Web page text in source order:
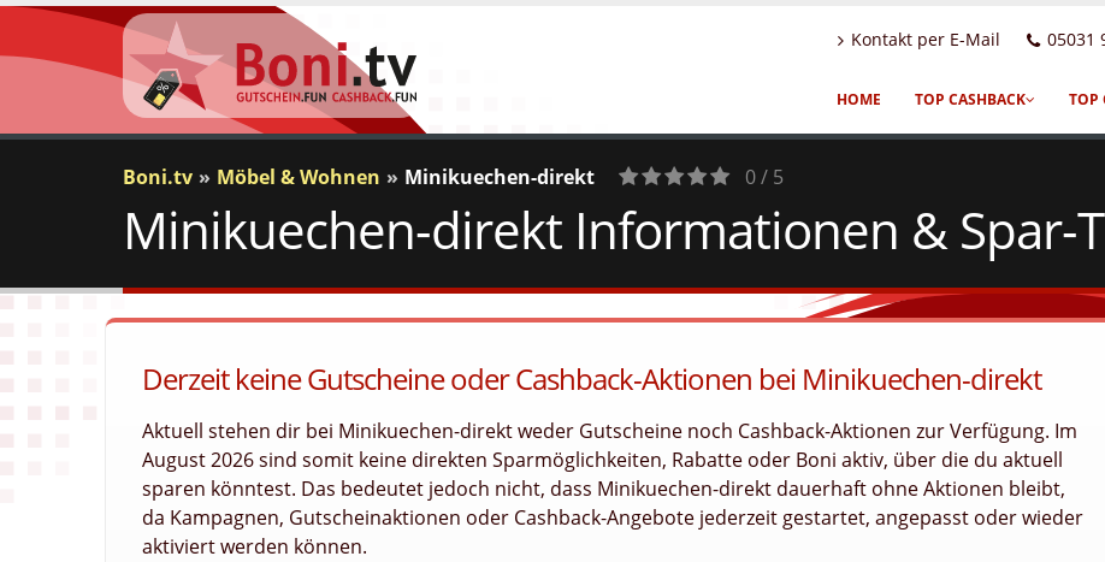
Kontakt per E-Mail 05031
HOME TOP CASHBACK TOP
Boni.tv Möbel & Wohnen Minikuechen-direkt
0
Votes
0 / 5
Minikuechen-direkt Informationen & Spar-
Derzeit keine Gutscheine oder Cashback-Aktionen bei Minikuechen-direkt
Aktuell stehen dir bei Minikuechen-direkt weder Gutscheine noch Cashback-Aktionen zur Verfügung. Im
August 2026 sind somit keine direkten Sparmöglichkeiten, Rabatte oder Boni aktiv, über die du aktuell
sparen könntest. Das bedeutet jedoch nicht, dass Minikuechen-direkt dauerhaft ohne Aktionen bleibt,
da Kampagnen, Gutscheinaktionen oder Cashback-Angebote jederzeit gestartet, angepasst oder wieder
aktiviert werden können.